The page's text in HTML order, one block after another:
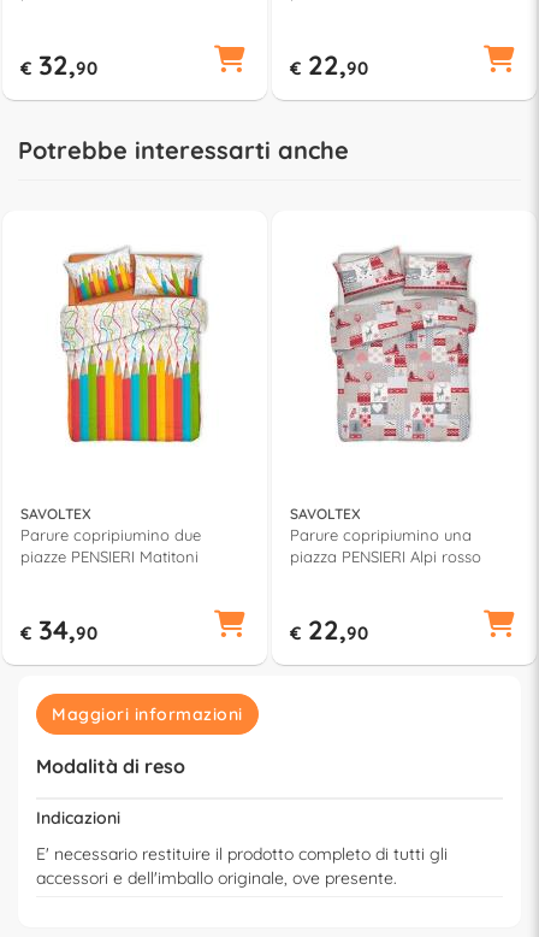
€ 32,90 € 22,90
Potrebbe interessarti anche
SAVOLTEX
Parure copripiumino due
piazze PENSIERI Matitoni
€ 34,90
SAVOLTEX
Parure copripiumino una
piazza PENSIERI Alpi rosso
€ 22,90
Maggiori informazioni
Modalità di reso
Indicazioni
E' necessario restituire il prodotto completo di tutti gli
accessori e dell'imballo originale, ove presente.